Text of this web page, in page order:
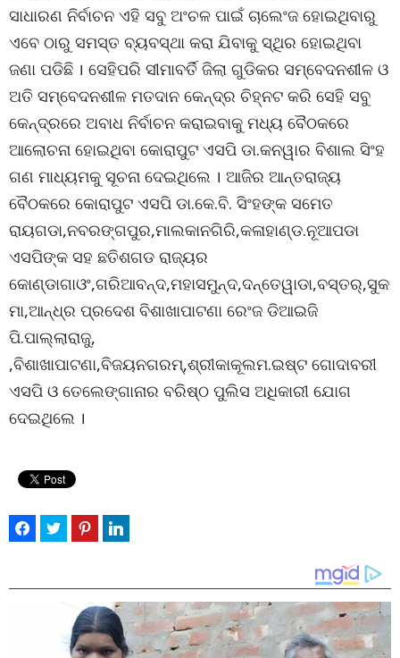
ସାଧାରଣ ନିର୍ବାଚନ ଏହି ସବୁ ଅଂଚଳ ପାଇଁ ଚାଲେଂଜ ହୋଇଥିବାରୁ
ଏବେ ଠାରୁ ସମସ୍ତ ବ୍ୟବସ୍ଥା କରା ଯିବାକୁ ସ୍ଥିର ହୋଇଥିବା
ଜଣା ପଡିଛି । ସେହିପରି ସୀମାବର୍ତି ଜିଲା ଗୁଡିକର ସମ୍ବେଦନଶୀଳ ଓ
ଅତି ସମ୍ବେଦନଶୀଳ ମତଦାନ କେନ୍ଦ୍ର ଚିହ୍ନଟ କରି ସେହି ସବୁ
କେନ୍ଦ୍ରରେ ଅବାଧ ନିର୍ବାଚନ କରାଇବାକୁ ମଧ୍ୟ ବୈଠକରେ
ଆଲୋଚନା ହୋଇଥିବା କୋରାପୁଟ ଏସପି ଡା.କନୱାର ବିଶାଲ ସିଂହ
ଗଣ ମାଧ୍ୟମକୁ ସୂଚନା ଦେଇଥିଲେ । ଆଜିର ଆନ୍ତରାଜ୍ୟ
ବୈଠକରେ କୋରାପୁଟ ଏସପି ଡା.କେ.ବି. ସିଂହଙ୍କ ସମେତ
ରାୟଗଡା,ନବରଙ୍ଗପୁର,ମାଲକାନଗିରି,କଳାହାଣ୍ଡ.ନୂଆପଡା
ଏସପିଙ୍କ ସହ ଛତିଶଗଡ ରାଜ୍ୟର
କୋଣ୍ଡାଗାଓଂ,ଗରିଆବନ୍ଦ,ମହାସମୁନ୍ଦ,ଦନ୍ତେୱାଡା,ବସ୍ତର୍,ସୁକ
ମା,ଆନ୍ଧ୍ର ପ୍ରଦେଶ ବିଶାଖାପାଟଣା ରେଂଜ ଡିଆଇଜି
ପି.ପାଲ୍ଲାରାଜୁ,
,ବିଶାଖାପାଟଣା,ବିଜୟନଗରମ୍,ଶ୍ରୀକାକୂଲମ.ଇଷ୍ଟ ଗୋଦାବରୀ
ଏସପି ଓ ତେଲେଙ୍ଗାନାର ବରିଷ୍ଠ ପୁଲିସ ଅଧିକାରୀ ଯୋଗ
ଦେଇଥିଲେ ।